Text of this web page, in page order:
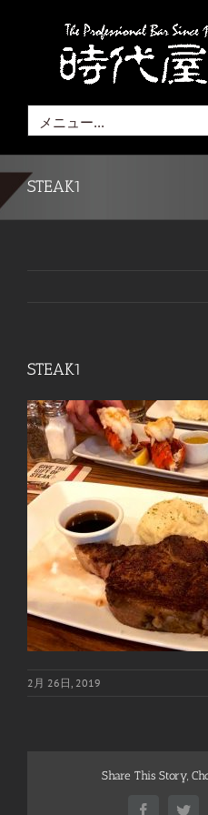
メニュー...
STEAK1
STEAK1
2月 26日, 2019
Share This Story,